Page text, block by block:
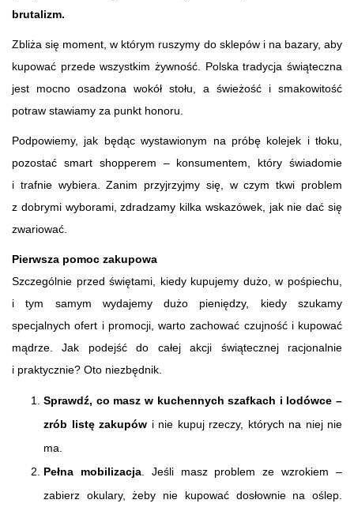
brutalizm.
Zbliża się moment, w którym ruszymy do sklepów i na bazary, aby
kupować przede wszystkim żywność. Polska tradycja świąteczna
jest mocno osadzona wokół stołu, a świeżość i smakowitość
potraw stawiamy za punkt honoru.
Podpowiemy, jak będąc wystawionym na próbę kolejek i tłoku,
pozostać smart shopperem – konsumentem, który świadomie
i trafnie wybiera. Zanim przyjrzyjmy się, w czym tkwi problem
z dobrymi wyborami, zdradzamy kilka wskazówek, jak nie dać się
zwariować.
Pierwsza pomoc zakupowa
Szczególnie przed świętami, kiedy kupujemy dużo, w pośpiechu,
i tym samym wydajemy dużo pieniędzy, kiedy szukamy
specjalnych ofert i promocji, warto zachować czujność i kupować
mądrze. Jak podejść do całej akcji świątecznej racjonalnie
i praktycznie? Oto niezbędnik.
Sprawdź, co masz w kuchennych szafkach i lodówce –
zrób listę zakupów i nie kupuj rzeczy, których na niej nie
ma.
Pełna mobilizacja. Jeśli masz problem ze wzrokiem –
zabierz okulary, żeby nie kupować dosłownie na oślep.